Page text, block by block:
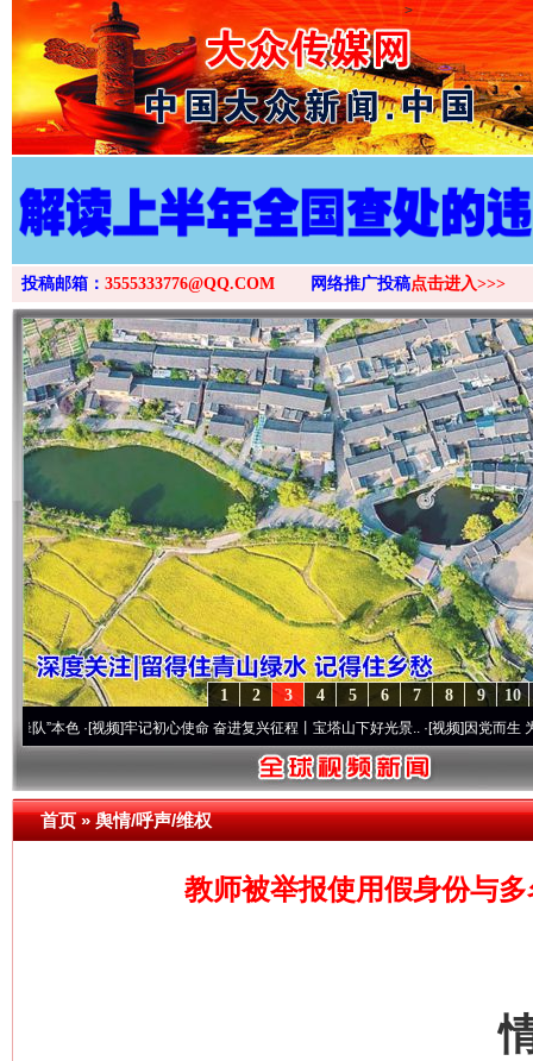
>
投稿邮箱： 3555333776@QQ.COM 网络推广投稿点击进入>>>
10
9
8
7
6
5
4
3
2
1
·[视频]牢记初心使命 奋进复兴征程丨宝塔山下好光景..·[视频]因党而生 为党而战
首页»舆情/呼声/维权
教师被举报使用假身份与